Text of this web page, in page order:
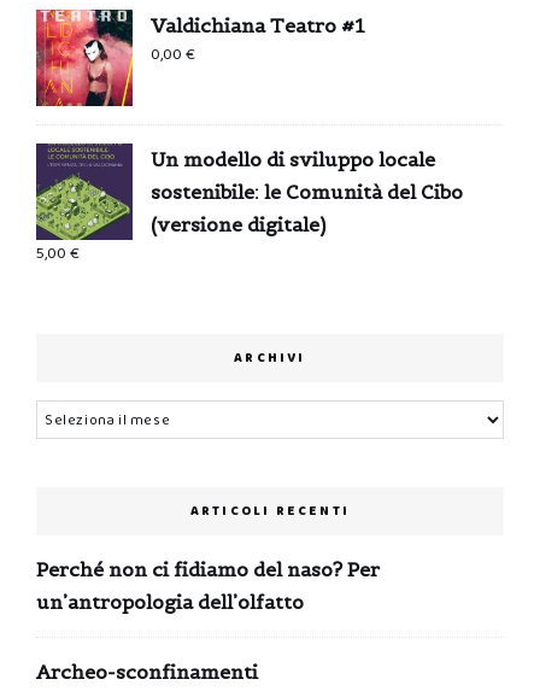
Valdichiana Teatro #1
0,00€
Un modello di sviluppo locale
sostenibile: le Comunità del Cibo
(versione digitale)
5,00€
ARCHIVI
Archivi
ARTICOLI RECENTI
Perché non ci fidiamo del naso? Per
un’antropologia dell’olfatto
Archeo-sconfinamenti